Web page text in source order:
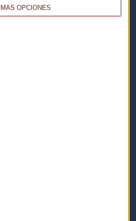
MÁS OPCIONES